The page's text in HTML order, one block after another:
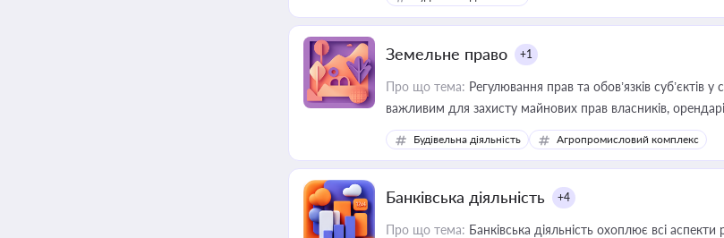
Земельне право +1
Про що тема: Регулювання прав та обов’язків
важливим для захисту майнових прав власників,
ресурсами
Будівельна діяльність Агропромисловий комплекс
Банківська діяльність +4
Про що тема: Банківська діяльність охоплює всі